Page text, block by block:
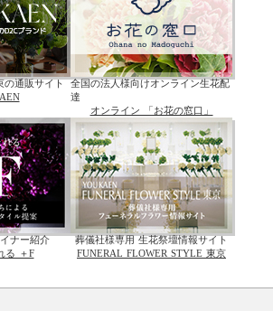
の通販サイト 全国の法人様向けオンライン生花配
達
オンライン 「お花の窓口」
ナー紹介
る ＋F
葬儀社様専用 生花祭壇情報サイト
FUNERAL FLOWER STYLE 東京